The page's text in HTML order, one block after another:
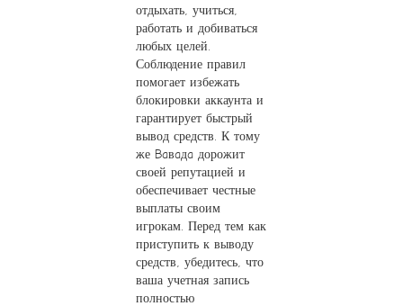
отдыхать, учиться,
работать и добиваться
любых целей.
Соблюдение правил
помогает избежать
блокировки аккаунта и
гарантирует быстрый
вывод средств. К тому
же Baвaдa дорожит
своей репутацией и
обеспечивает честные
выплаты своим
игрокам. Перед тем как
приступить к выводу
средств, убедитесь, что
ваша учетная запись
полностью